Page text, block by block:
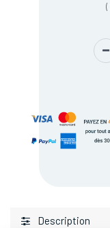
(
Description